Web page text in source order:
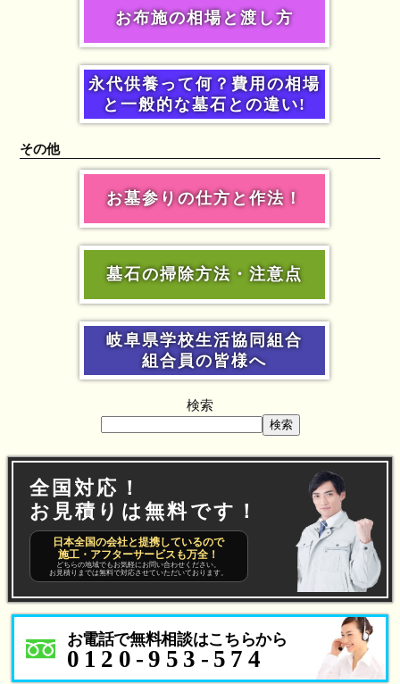
お布施の相場と渡し方
永代供養って何？費用の相場
と一般的な墓石との違い!
その他
お墓参りの仕方と作法！
墓石の掃除方法・注意点
岐阜県学校生活協同組合
組合員の皆様へ
検索
検索
全国対応！
お見積りは無料です！
日本全国の会社と提携しているので
施工・アフターサービスも万全！
どちらの地域でもお気軽にお問い合わせください。
お見積りまでは無料で対応させていただいております。
お電話で無料相談はこちらから
0120-953-574